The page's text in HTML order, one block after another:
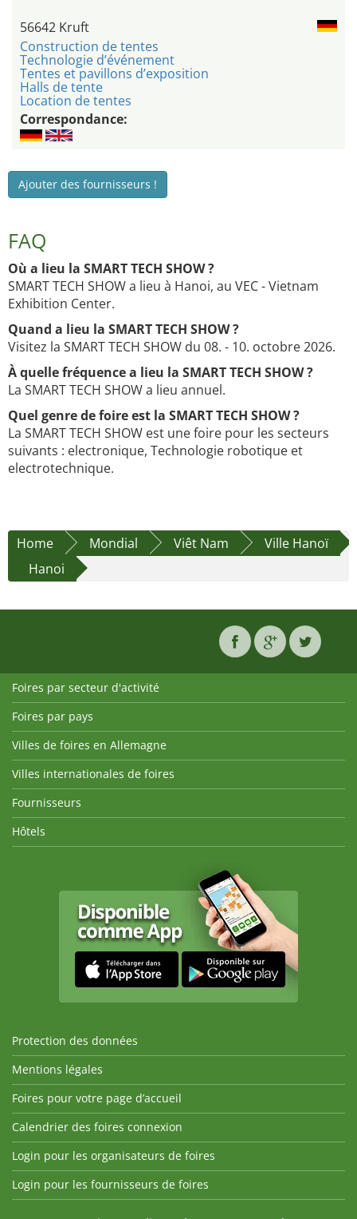
56642 Kruft
Construction de tentes
Technologie d’événement
Tentes et pavillons d’exposition
Halls de tente
Location de tentes
Correspondance:
Ajouter des fournisseurs !
FAQ
Où a lieu la SMART TECH SHOW ?
SMART TECH SHOW a lieu à Hanoi, au VEC - Vietnam
Exhibition Center.
Quand a lieu la SMART TECH SHOW ?
Visitez la SMART TECH SHOW du 08. - 10. octobre 2026.
À quelle fréquence a lieu la SMART TECH SHOW ?
La SMART TECH SHOW a lieu annuel.
Quel genre de foire est la SMART TECH SHOW ?
La SMART TECH SHOW est une foire pour les secteurs
suivants : electronique, Technologie robotique et
electrotechnique.
Home Mondial Viêt Nam
Ville Hanoï
Hanoi
Foires par secteur d'activité
Foires par pays
Villes de foires en Allemagne
Villes internationales de foires
Fournisseurs
Hôtels
Protection des données
Mentions légales
Foires pour votre page d’accueil
Calendrier des foires connexion
Login pour les organisateurs de foires
Login pour les fournisseurs de foires